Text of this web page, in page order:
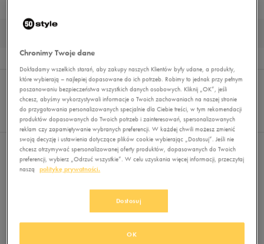
0
Wyników
Sortuj:
REKOMENDOWANE
FILTRUJ
Pokaż
60
z 0
Nie wybrano filtrów
Chronimy Twoje dane
Dokładamy wszelkich starań, aby zakupy naszych Klientów były udane, a produkty,
które wybierają – najlepiej dopasowane do ich potrzeb. Robimy to jednak przy pełnym
poszanowaniu bezpieczeństwa wszystkich danych osobowych. Kliknij „OK”, jeśli
chcesz, abyśmy wykorzystywali informacje o Twoich zachowaniach na naszej stronie
do przygotowania personalizowanych specjalnie dla Ciebie treści, w tym rekomendacji
produktów dopasowanych do Twoich potrzeb i zainteresowań, spersonalizowanych
reklam czy zapamiętywanie wybranych preferencji. W każdej chwili możesz zmienić
swoją decyzję i ustawienia dotyczące plików cookie wybierając „Dostosuj”. Jeśli nie
chcesz otrzymywać spersonalizowanej oferty produktów, dopasowanych do Twoich
preferencji, wybierz „Odrzuć wszystkie”. W celu uzyskania więcej informacji, przeczytaj
naszą
politykę prywatności.
Dostosuj
OK